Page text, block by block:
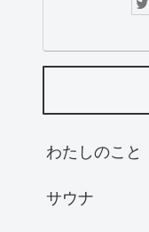
わたしのこと
サウナ